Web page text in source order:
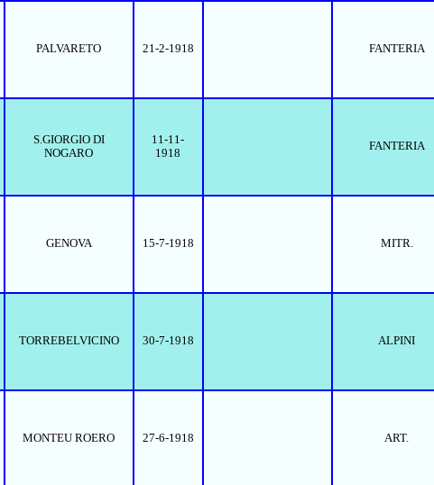
PALVARETO 21-2-1918 FANTERIA
S.GIORGIO DI
NOGARO
11-11-
1918
FANTERIA
GENOVA 15-7-1918 MITR.
TORREBELVICINO 30-7-1918 ALPINI
MONTEU ROERO 27-6-1918 ART.